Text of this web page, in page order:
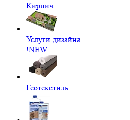
Кирпич
Услуги дизайна
!NEW
Геотекстиль